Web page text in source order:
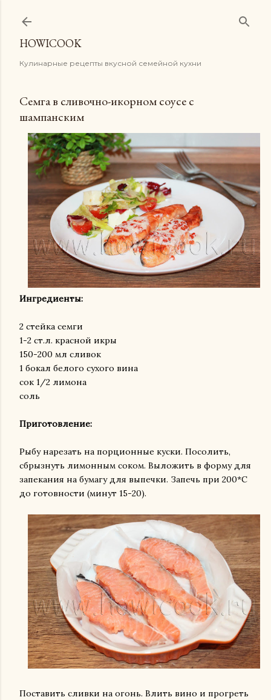
HOWICOOK
Кулинарные рецепты вкусной семейной кухни
Семга в сливочно-икорном соусе с
шампанским
Ингредиенты:
2 стейка семги
1-2 ст.л. красной икры
150-200 мл сливок
1 бокал белого сухого вина
сок 1/2 лимона
соль
Приготовление:
Рыбу нарезать на порционные куски. Посолить,
сбрызнуть лимонным соком. Выложить в форму для
запекания на бумагу для выпечки. Запечь при 200*С
до готовности (минут 15-20).
Поставить сливки на огонь. Влить вино и прогреть